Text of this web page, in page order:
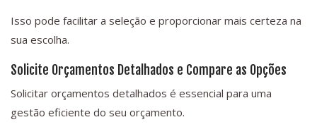
Isso pode facilitar a seleção e proporcionar mais certeza na
sua escolha.
Solicite Orçamentos Detalhados e Compare as Opções
Solicitar orçamentos detalhados é essencial para uma
gestão eficiente do seu orçamento.